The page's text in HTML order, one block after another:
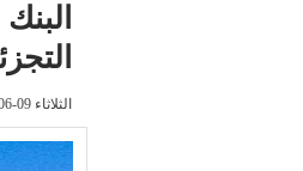
الثلاثاء 09-06-2015 PM 04:06